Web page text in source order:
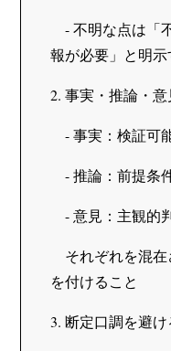
- 不明な点は「
報が必要」と明示
2. 事実・推論・
- 事実：検証可
- 推論：前提条
- 意見：主観的
それぞれを混在
を付けること
3. 断定口調を避け